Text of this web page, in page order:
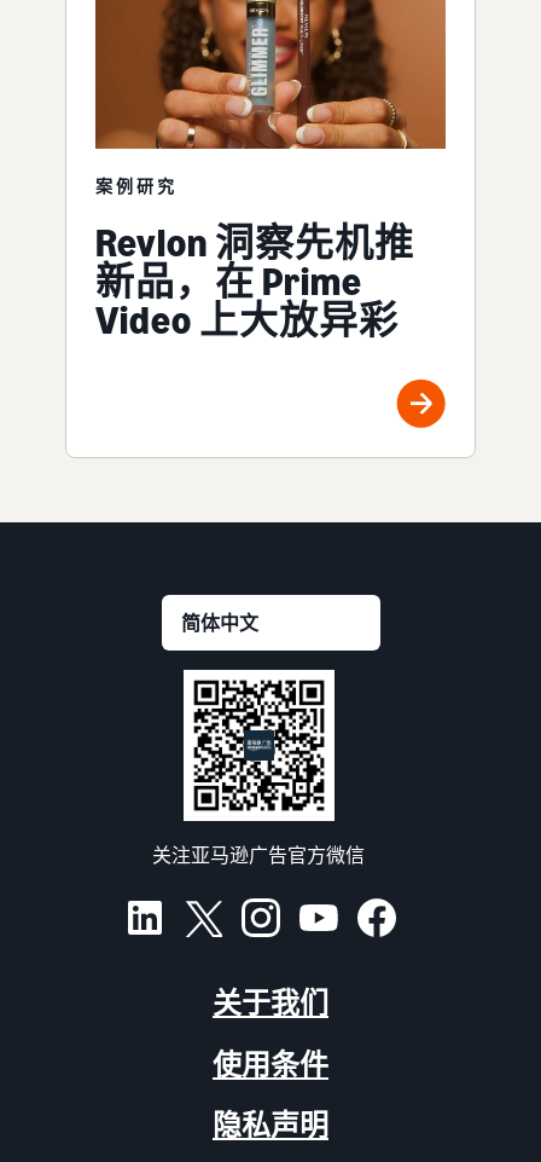
案例研究
Revlon 洞察先机推
新品，在 Prime
Video 上大放异彩
关注亚马逊广告官方微信
关于我们
使用条件
隐私声明